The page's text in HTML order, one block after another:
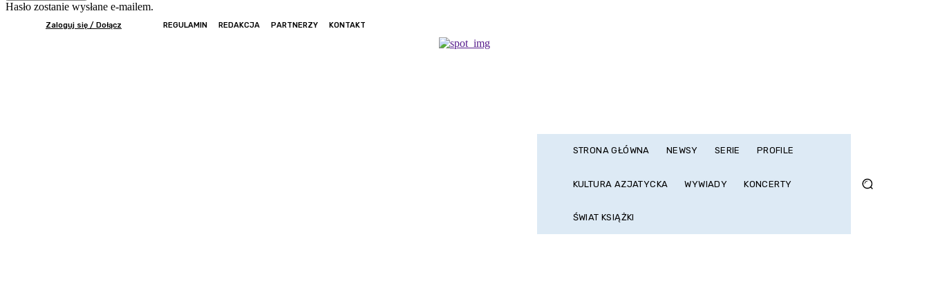
Hasło zostanie wysłane e-mailem.
Zaloguj się / Dołącz REGULAMIN REDAKCJA PARTNERZY KONTAKT
STRONA GŁÓWNA NEWSY SERIE PROFILE
KULTURA AZJATYCKA WYWIADY KONCERTY
ŚWIAT KSIĄŻKI